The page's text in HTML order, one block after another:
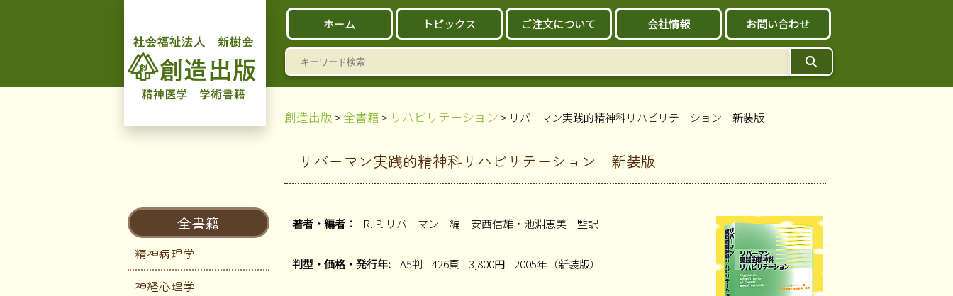
ホーム トピックス ご注文について 会社情報 お問い合わせ
検
索:
全書籍
精神病理学
神経心理学
創造出版 > 全書籍 > リハビリテーション > リバーマン実践的精神科リハビリテーション 新装版
リバーマン実践的精神科リハビリテーション 新装版
著者・編者： R. P. リバーマン 編 安西信雄・池淵恵美 監訳
判型・価格・発行年: A5判 426頁 3,800円 2005年（新装版）